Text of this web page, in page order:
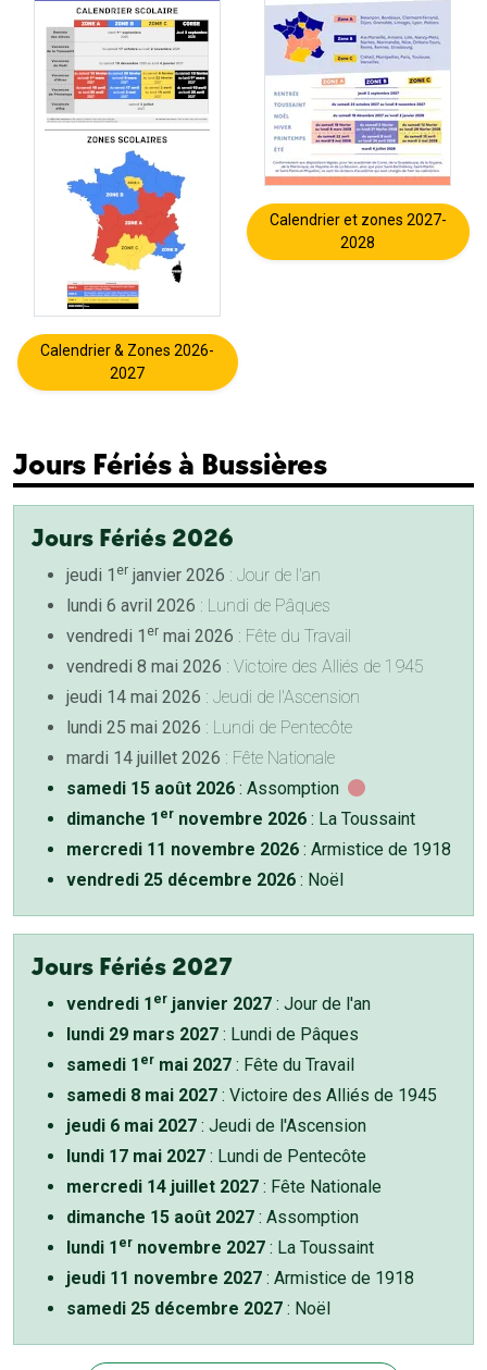
Calendrier & Zones 2026-
2027
Calendrier et zones 2027-
2028
Jours Fériés à Bussières
Jours Fériés 2026
jeudi 1 er janvier 2026 : Jour de l'an
lundi 6 avril 2026 : Lundi de Pâques
vendredi 1 er mai 2026 : Fête du Travail
vendredi 8 mai 2026 : Victoire des Alliés de 1945
jeudi 14 mai 2026 : Jeudi de l'Ascension
lundi 25 mai 2026 : Lundi de Pentecôte
mardi 14 juillet 2026 : Fête Nationale
samedi 15 août 2026 : Assomption
dimanche 1 er novembre 2026 : La Toussaint
mercredi 11 novembre 2026 : Armistice de 1918
vendredi 25 décembre 2026 : Noël
Jours Fériés 2027
vendredi 1 er janvier 2027 : Jour de l'an
lundi 29 mars 2027 : Lundi de Pâques
samedi 1 er mai 2027 : Fête du Travail
samedi 8 mai 2027 : Victoire des Alliés de 1945
jeudi 6 mai 2027 : Jeudi de l'Ascension
lundi 17 mai 2027 : Lundi de Pentecôte
mercredi 14 juillet 2027 : Fête Nationale
dimanche 15 août 2027 : Assomption
lundi 1 er novembre 2027 : La Toussaint
jeudi 11 novembre 2027 : Armistice de 1918
samedi 25 décembre 2027 : Noël